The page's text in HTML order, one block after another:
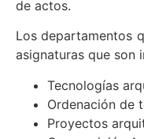
de actos.
Los departamentos
asignaturas que son
Tecnologías
Ordenación de
Proyectos